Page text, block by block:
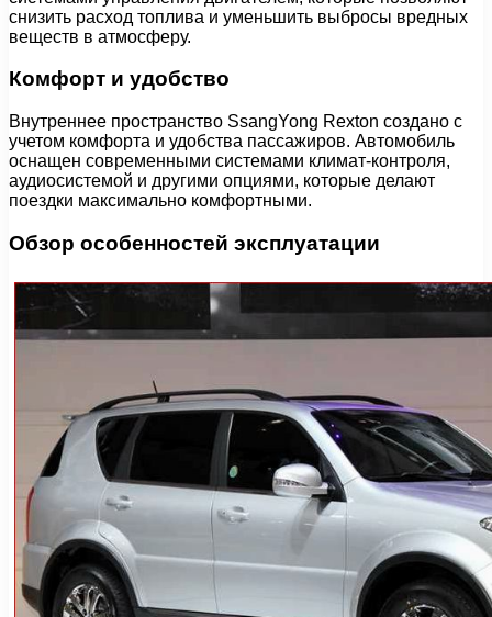
снизить расход топлива и уменьшить выбросы вредных
веществ в атмосферу.
Комфорт и удобство
Внутреннее пространство SsangYong Rexton создано с
учетом комфорта и удобства пассажиров. Автомобиль
оснащен современными системами климат-контроля,
аудиосистемой и другими опциями, которые делают
поездки максимально комфортными.
Обзор особенностей эксплуатации